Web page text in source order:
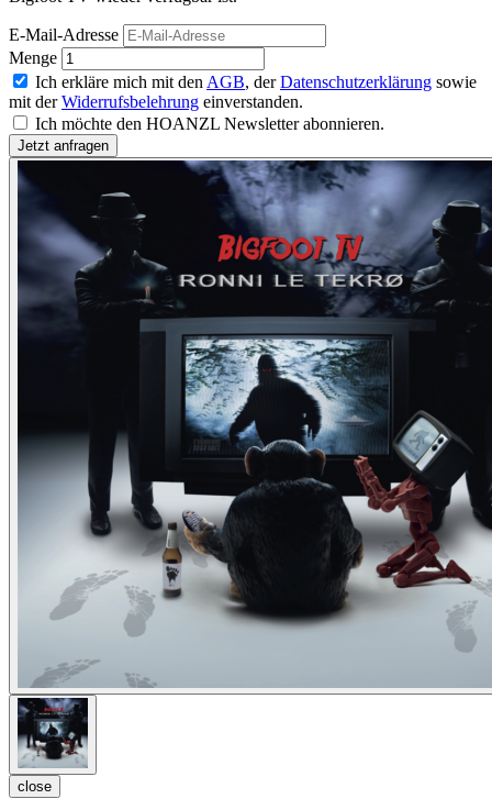
E-Mail-Adresse
Menge
Ich erkläre mich mit den AGB, derDatenschutzerklärung sowie
mit derWiderrufsbelehrung einverstanden.
Ich möchte den HOANZL Newsletter abonnieren.
close